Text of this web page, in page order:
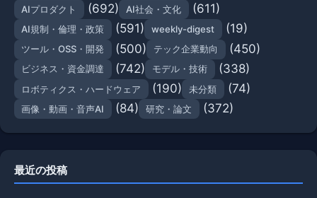
AIプロダクト (692) AI社会・文化 (611)
AI規制・倫理・政策 (591) weekly-digest (19)
ツール・OSS・開発 (500) テック企業動向 (450)
ビジネス・資金調達 (742) モデル・技術 (338)
ロボティクス・ハードウェア (190) 未分類 (74)
画像・動画・音声AI (84) 研究・論文 (372)
最近の投稿